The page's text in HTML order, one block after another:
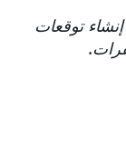
توقعات